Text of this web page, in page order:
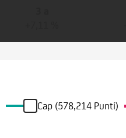
Cap (578,214 Punti)